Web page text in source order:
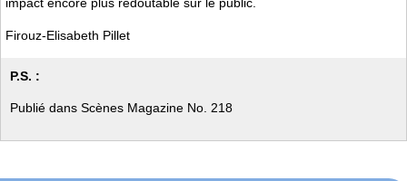
impact encore plus redoutable sur le public.
Firouz-Elisabeth Pillet
P.S. :
Publié dans Scènes Magazine No. 218